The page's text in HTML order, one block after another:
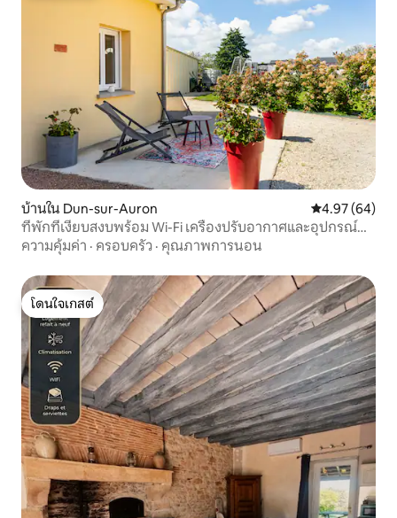
บ้านใน Dun-sur-Auron คะแนนเฉลี่ย
4.97 (64)
ที่พักที่เงียบสงบพร้อม Wi-Fi เครื่องปรับอากาศและอุปกรณ์
สำหรับเด็กเล็ก
ความคุ้มค่า · ครอบครัว · คุณภาพการนอน
โดนใจเกสต์
โดนใจเกสต์